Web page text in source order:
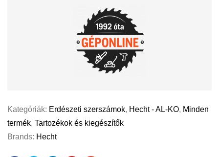
Kategóriák: Erdészeti szerszámok, Hecht - AL-KO, Minden
termék, Tartozékok és kiegészítők
Brands: Hecht